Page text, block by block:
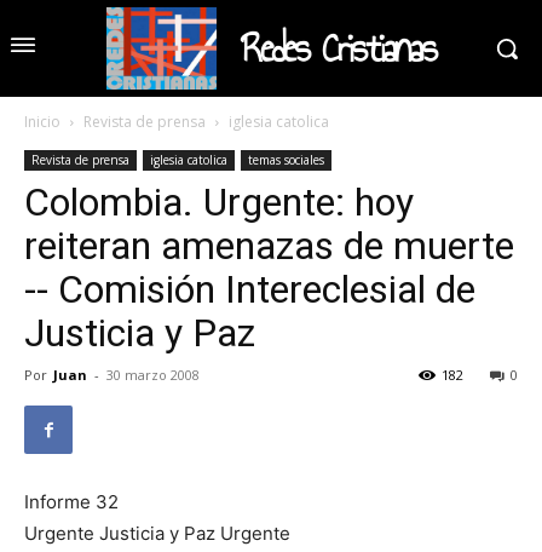
Redes Cristianas
Inicio Revista de prensa iglesia catolica
Revista de prensa iglesia catolica temas sociales
Colombia. Urgente: hoy
reiteran amenazas de muerte
-- Comisión Intereclesial de
Justicia y Paz
Por Juan - 30 marzo 2008 0
182
Informe 32
Urgente Justicia y Paz Urgente